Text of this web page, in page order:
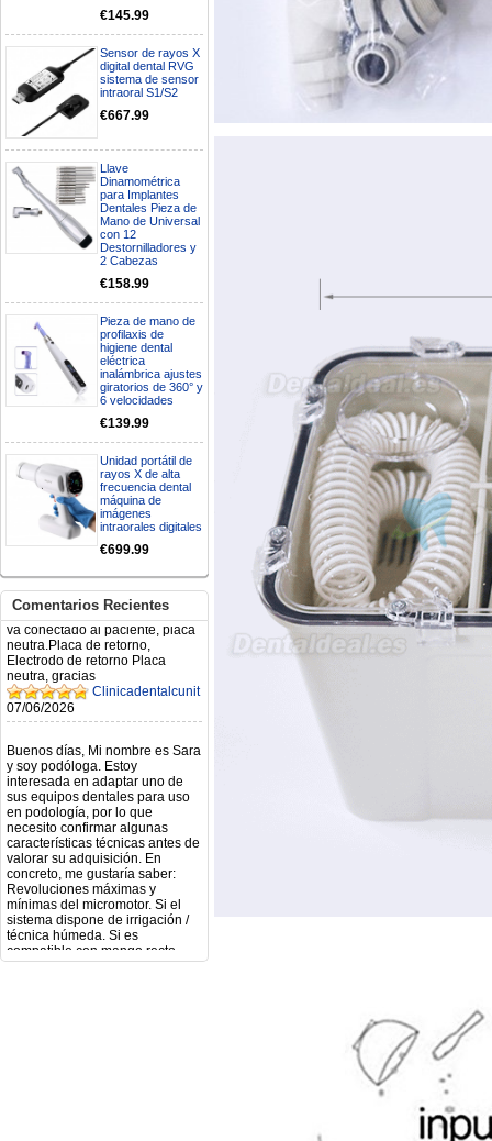
€145.99
Sensor de rayos X
digital dental RVG
sistema de sensor
intraoral S1/S2
€667.99
Llave
Dinamométrica
para Implantes
Dentales Pieza de
Mano de Universal
con 12
Destornilladores y
2 Cabezas
€158.99
Pieza de mano de
profilaxis de
higiene dental
eléctrica
inalámbrica ajustes
giratorios de 360° y
6 velocidades
€139.99
Unidad portátil de
rayos X de alta
frecuencia dental
máquina de
imágenes
intraorales digitales
€699.99
Comentarios Recientes
Boa noite gostaria de saber se
seria possível entrega em
Portugal e quanto tempo no
máximo demoraria pra a morada
5430-423 Valpacos do seguinte
produto - Motor eléctrico dental
inalámbrico IPR pieza de mano
ortodoncia y pulido 2 en 1.
Rita
29/07/2026
Mi formulario de pedido: S /
N.2026060712980804 ,
RECIBIRE MI PEDIDO,
GRACIAS
clinicadentalcunit
11/06/2026
Hola buenos días respecto al
Artículo. DDE0032580
electróbisturí, quisiera saber si
tiene una "toma a tierra" lo que
va conectado al paciente, placa
neutra.Placa de retorno,
Electrodo de retorno Placa
neutra, gracias
Clinicadentalcunit
07/06/2026
Buenos días, Mi nombre es Sara
y soy podóloga. Estoy
interesada en adaptar uno de
sus equipos dentales para uso
en podología, por lo que
necesito confirmar algunas
características técnicas antes de
valorar su adquisición. En
concreto, me gustaría saber:
Revoluciones máximas y
mínimas del micromotor. Si el
sistema dispone de irrigación /
técnica húmeda. Si es
compatible con mango recto
(pieza recta para fresas de
podología). Velocidad del